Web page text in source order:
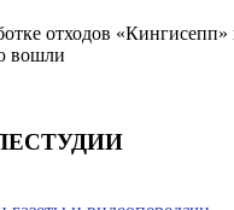
отходов «Кингисепп»
вошли